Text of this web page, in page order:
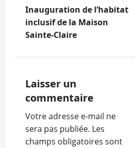
a
v
g
a
t
Inauguration de l’habitat
inclusif de la Maison
Sainte-Claire
Laisser un
commentaire
Votre adresse e-mail ne
sera pas publiée. Les
champs obligatoires sont